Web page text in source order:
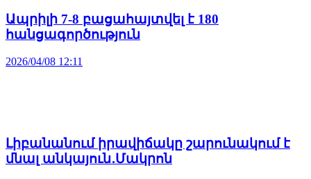
Ապրիլի 7-8 բացահայտվել է 180
հանցագործություն
2026/04/08 12:11
Լիբանանում իրավիճակը շարունակում է
մնալ անկայուն․Մակրոն